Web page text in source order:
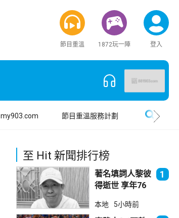
節目重溫 1872玩一陣 登入
my903.com 節目重溫服務計劃
至 Hit 新聞排行榜
著名填詞人黎彼
得逝世 享年76
1
本地 5小時前